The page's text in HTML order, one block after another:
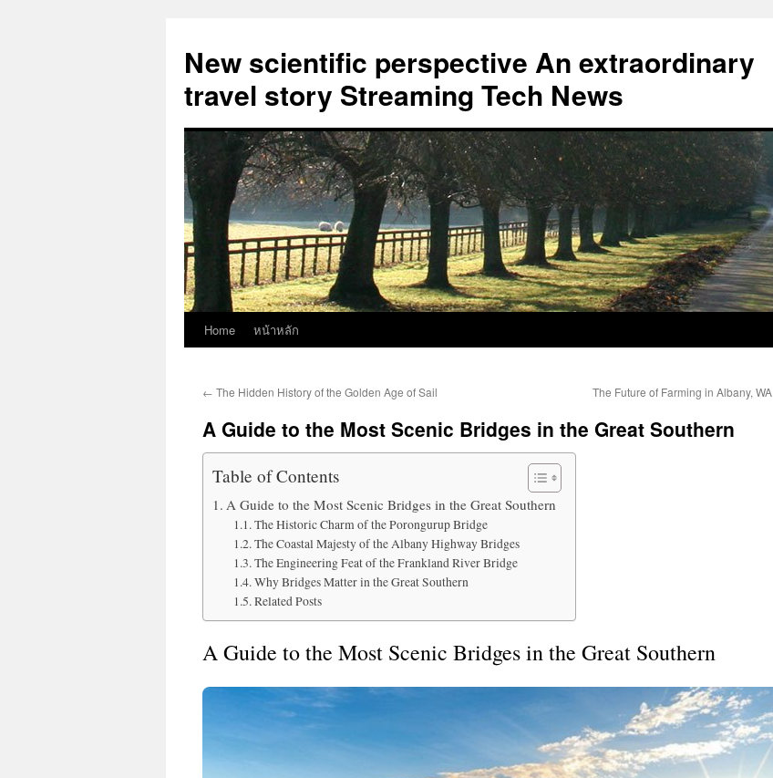
New scientific perspective An extraordinary
travel story Streaming Tech News
Skip
content
Home หน้าหลัก
← The Hidden History of the Golden Age of Sail The Future of Farming in Albany, WA
A Guide to the Most Scenic Bridges in the Great Southern
Table of Contents
A Guide to the Most Scenic Bridges in the Great Southern
The Historic Charm of the Porongurup Bridge
The Coastal Majesty of the Albany Highway Bridges
The Engineering Feat of the Frankland River Bridge
Why Bridges Matter in the Great Southern
Related Posts
A Guide to the Most Scenic Bridges in the Great Southern